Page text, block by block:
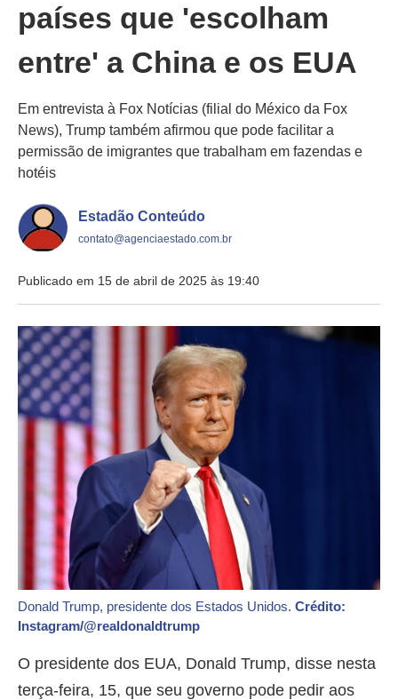
países que 'escolham
entre' a China e os EUA
Em entrevista à Fox Notícias (filial do México da Fox
News), Trump também afirmou que pode facilitar a
permissão de imigrantes que trabalham em fazendas e
hotéis
Estadão Conteúdo
contato@agenciaestado.com.br
Publicado em 15 de abril de 2025 às 19:40
Donald Trump, presidente dos Estados Unidos. Crédito:
Instagram/@realdonaldtrump
O presidente dos EUA, Donald Trump, disse nesta
terça-feira, 15, que seu governo pode pedir aos